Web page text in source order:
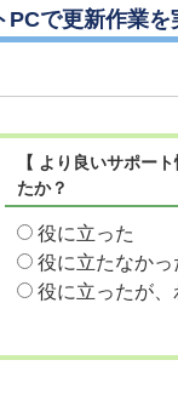
で更新作業を
【 より良いサポー
たか？
役に立った
役に立たなかっ
役に立ったが